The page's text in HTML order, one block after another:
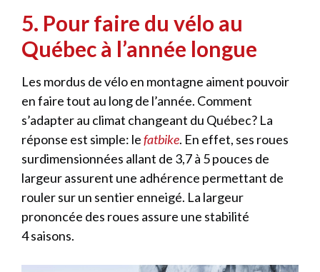
5. Pour faire du vélo au
Québec à l’année longue
Les mordus de vélo en montagne aiment pouvoir
en faire tout au long de l’année. Comment
s’adapter au climat changeant du Québec? La
réponse est simple: lefatbike. En effet, ses roues
surdimensionnées allant de 3,7 à 5 pouces de
largeur assurent une adhérence permettant de
rouler sur un sentier enneigé. La largeur
prononcée des roues assure une stabilité
4 saisons.